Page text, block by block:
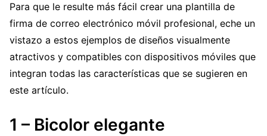
Para que le resulte más fácil crear una plantilla de
firma de correo electrónico móvil profesional, eche un
vistazo a estos ejemplos de diseños visualmente
atractivos y compatibles con dispositivos móviles que
integran todas las características que se sugieren en
este artículo.
1 – Bicolor elegante